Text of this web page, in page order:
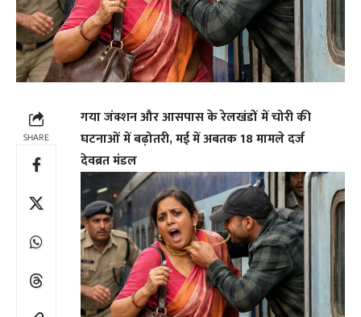
SHARE
गया जंक्शन और आसपास के रेलखंडों में चोरी की
घटनाओं में बढ़ोतरी, मई में अबतक 18 मामले दर्ज
देवब्रत मंडल